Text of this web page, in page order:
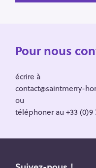
Pour nous
écrire à
contact@saintmerry-
ou
téléphoner au +33 (0)9